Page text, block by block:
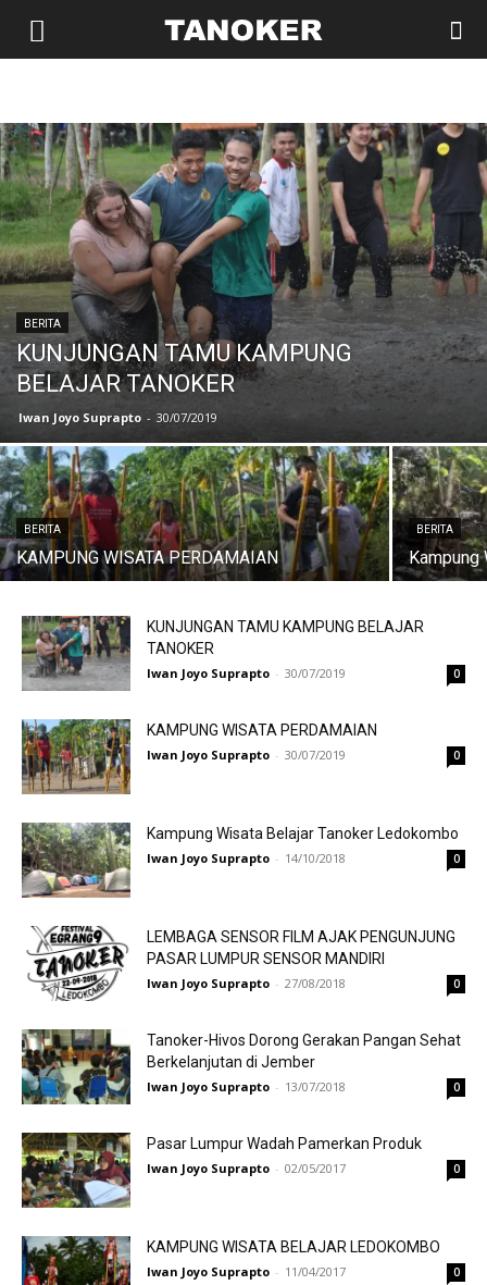
replica Watches Replica Rolex Replica Watches UK
BERITA
KUNJUNGAN TAMU KAMPUNG
BELAJAR TANOKER
Iwan Joyo Suprapto - 30/07/2019
BERITA
KAMPUNG WISATA PERDAMAIAN
BERITA
Kampung
KUNJUNGAN TAMU KAMPUNG BELAJAR
TANOKER
Iwan Joyo Suprapto - 30/07/2019 0
KAMPUNG WISATA PERDAMAIAN
Iwan Joyo Suprapto - 30/07/2019 0
Kampung Wisata Belajar Tanoker Ledokombo
Iwan Joyo Suprapto - 14/10/2018 0
LEMBAGA SENSOR FILM AJAK PENGUNJUNG
PASAR LUMPUR SENSOR MANDIRI
Iwan Joyo Suprapto - 27/08/2018 0
Tanoker-Hivos Dorong Gerakan Pangan Sehat
Berkelanjutan di Jember
Iwan Joyo Suprapto - 13/07/2018 0
Pasar Lumpur Wadah Pamerkan Produk
Iwan Joyo Suprapto - 02/05/2017 0
KAMPUNG WISATA BELAJAR LEDOKOMBO
Iwan Joyo Suprapto - 11/04/2017 0